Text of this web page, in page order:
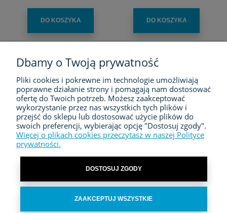
DO KOSZYKA DO KOSZYKA
FIRMA
ZAKUPY
MOJE KONTO
KONTAKT
Dbamy o Twoją prywatność
Pliki cookies i pokrewne im technologie umożliwiają
poprawne działanie strony i pomagają nam dostosować
ofertę do Twoich potrzeb. Możesz zaakceptować
wykorzystanie przez nas wszystkich tych plików i
przejść do sklepu lub dostosować użycie plików do
swoich preferencji, wybierając opcję "Dostosuj zgody".
Więcej o plikach cookies przeczytasz w naszej Polityce
prywatności.
DOSTOSUJ ZGODY
ZAAKCEPTUJ WSZYSTKIE